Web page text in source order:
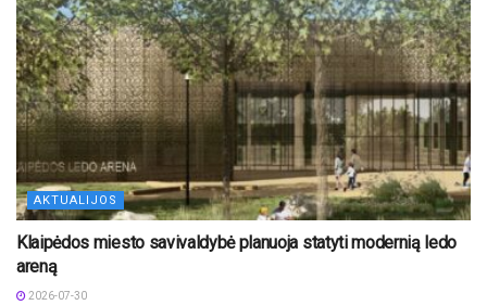
AKTUALIJOS
Klaipėdos miesto savivaldybė planuoja statyti modernią ledo
areną
2026-07-30